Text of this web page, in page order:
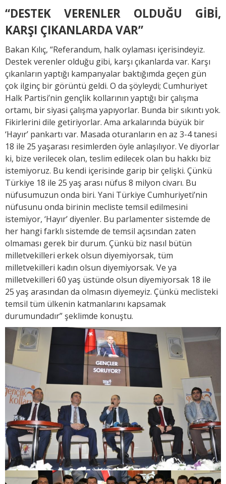
“DESTEK VERENLER OLDUĞU GİBİ,
KARŞI ÇIKANLARDA VAR”
Bakan Kılıç, “Referandum, halk oylaması içerisindeyiz.
Destek verenler olduğu gibi, karşı çıkanlarda var. Karşı
çıkanların yaptığı kampanyalar baktığımda geçen gün
çok ilginç bir görüntü geldi. O da şöyleydi; Cumhuriyet
Halk Partisi’nin gençlik kollarının yaptığı bir çalışma
ortamı, bir siyasi çalışma yapıyorlar. Bunda bir sıkıntı yok.
Fikirlerini dile getiriyorlar. Ama arkalarında büyük bir
‘Hayır’ pankartı var. Masada oturanların en az 3-4 tanesi
18 ile 25 yaşarası resimlerden öyle anlaşılıyor. Ve diyorlar
ki, bize verilecek olan, teslim edilecek olan bu hakkı biz
istemiyoruz. Bu kendi içerisinde garip bir çelişki. Çünkü
Türkiye 18 ile 25 yaş arası nüfus 8 milyon civarı. Bu
nüfusumuzun onda biri. Yani Türkiye Cumhuriyeti’nin
nüfusunu onda birinin mecliste temsil edilmesini
istemiyor, ‘Hayır’ diyenler. Bu parlamenter sistemde de
her hangi farklı sistemde de temsil açısından zaten
olmaması gerek bir durum. Çünkü biz nasıl bütün
milletvekilleri erkek olsun diyemiyorsak, tüm
milletvekilleri kadın olsun diyemiyorsak. Ve ya
milletvekilleri 60 yaş üstünde olsun diyemiyorsak 18 ile
25 yaş arasından da olmasın diyemeyiz. Çünkü meclisteki
temsil tüm ülkenin katmanlarını kapsamak
durumundadır” şeklimde konuştu.